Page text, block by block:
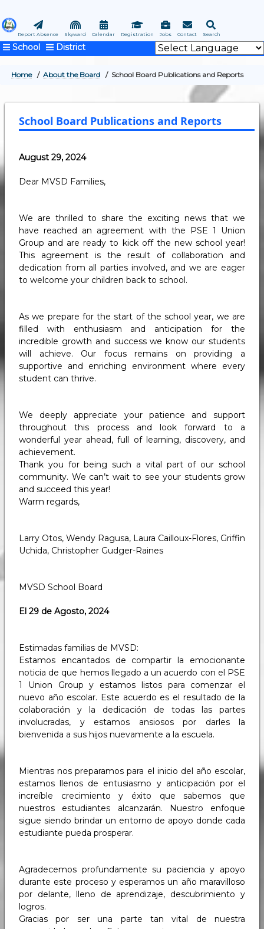
to
main
content
Search
Contact
Jobs
Registration
Calendar
Skyward
Report Absence
School District
BREADCRUMB
Home About the Board School Board Publications and Reports
School Board Publications and Reports
August 29, 2024
Dear MVSD Families,
We are thrilled to share the exciting news that we
have reached an agreement with the PSE 1 Union
Group and are ready to kick off the new school year!
This agreement is the result of collaboration and
dedication from all parties involved, and we are eager
to welcome your children back to school.
As we prepare for the start of the school year, we are
filled with enthusiasm and anticipation for the
incredible growth and success we know our students
will achieve. Our focus remains on providing a
supportive and enriching environment where every
student can thrive.
We deeply appreciate your patience and support
throughout this process and look forward to a
wonderful year ahead, full of learning, discovery, and
achievement.
Thank you for being such a vital part of our school
community. We can’t wait to see your students grow
and succeed this year!
Warm regards,
Larry Otos, Wendy Ragusa, Laura Cailloux-Flores, Griffin
Uchida, Christopher Gudger-Raines
MVSD School Board
El 29 de Agosto, 2024
Estimadas familias de MVSD:
Estamos encantados de compartir la emocionante
noticia de que hemos llegado a un acuerdo con el PSE
1 Union Group y estamos listos para comenzar el
nuevo año escolar. Este acuerdo es el resultado de la
colaboración y la dedicación de todas las partes
involucradas, y estamos ansiosos por darles la
bienvenida a sus hijos nuevamente a la escuela.
Mientras nos preparamos para el inicio del año escolar,
estamos llenos de entusiasmo y anticipación por el
increíble crecimiento y éxito que sabemos que
nuestros estudiantes alcanzarán. Nuestro enfoque
sigue siendo brindar un entorno de apoyo donde cada
estudiante pueda prosperar.
Agradecemos profundamente su paciencia y apoyo
durante este proceso y esperamos un año maravilloso
por delante, lleno de aprendizaje, descubrimiento y
logros.
Gracias por ser una parte tan vital de nuestra